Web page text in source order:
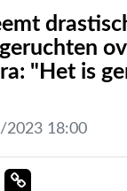
"Het is
2023 18:00
Whatsapp
via Mail
Delen link